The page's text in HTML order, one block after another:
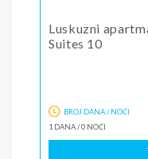
Luskuzni
Suites 10
BROJ DANA / NOĆI
1 DANA/0 NOĆI